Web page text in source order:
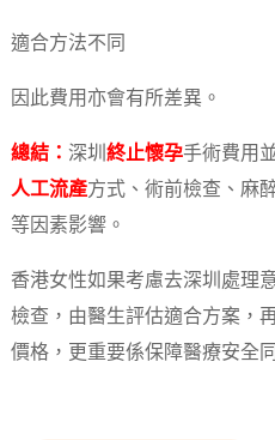
適合方法不同
因此費用亦會有所差異。
總結： 深圳 終止懷孕手術費用
人工流產方式、術前檢查、麻
等因素影響。
香港女性如果考慮去深圳處理
檢查，由醫生評估適合方案，
價格，更重要係保障醫療安全